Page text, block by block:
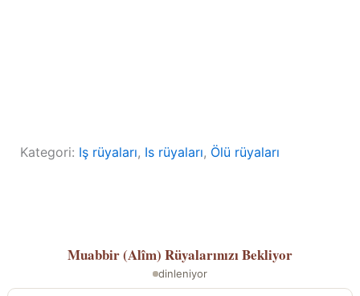
Kategori: Iş rüyaları, Is rüyaları, Ölü rüyaları
Muabbir (Alîm) Rüyalarınızı Bekliyor
dinleniyor